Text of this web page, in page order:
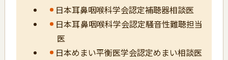
日本耳鼻咽喉科学会認定補聴器相談医
日本耳鼻咽喉科学会認定騒音性難聴担当
医
日本めまい平衡医学会認定めまい相談医